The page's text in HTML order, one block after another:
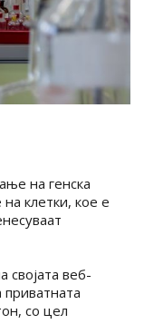
на генска
клетки, кое е
својата веб-
со цел